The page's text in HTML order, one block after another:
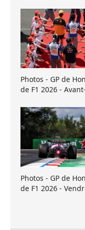
Photos - GP de
de F1 2026 -
Photos - GP de
de F1 2026 -